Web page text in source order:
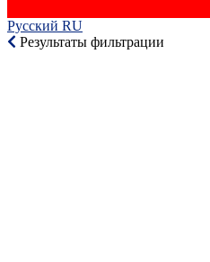
Русский RU‎
Результаты фильтрации